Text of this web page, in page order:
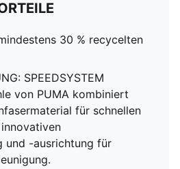
30 % recycelten
SPEEDSYSTEM
von PUMA kombiniert
für schnellen
und -ausrichtung für